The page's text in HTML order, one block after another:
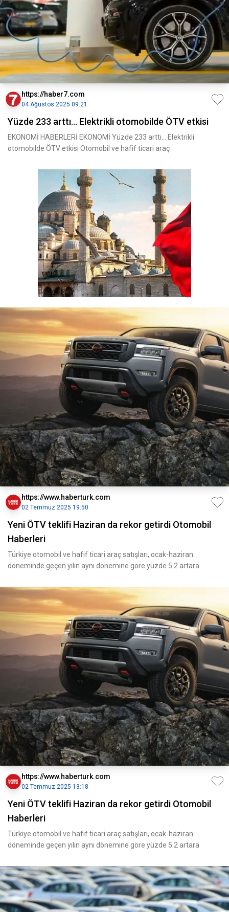
https://haber7.com
04 Ağustos 2025 09:21
Yüzde 233 arttı... Elektrikli otomobilde ÖTV etkisi
EKONOMİ HABERLERİ EKONOMİ Yüzde 233 arttı... Elektrikli
otomobilde ÖTV etkisi Otomobil ve hafif ticari araç
https://www.haberturk.com
02 Temmuz 2025 19:50
Yeni ÖTV teklifi Haziran da rekor getirdi Otomobil
Haberleri
Türkiye otomobil ve hafif ticari araç satışları, ocak-haziran
döneminde geçen yılın aynı dönemine göre yüzde 5.2 artara
https://www.haberturk.com
02 Temmuz 2025 13:18
Yeni ÖTV teklifi Haziran da rekor getirdi Otomobil
Haberleri
Türkiye otomobil ve hafif ticari araç satışları, ocak-haziran
döneminde geçen yılın aynı dönemine göre yüzde 5.2 artara